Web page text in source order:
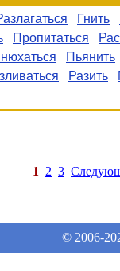
Гнить
Пропитаться
Пьянить
Разить
1 2 3
© 2006-